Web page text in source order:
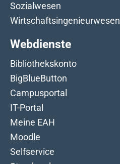
Sozialwesen
Wirtschaftsingenieurwesen
Webdienste
Bibliothekskonto
BigBlueButton
Campusportal
IT-Portal
Meine EAH
Moodle
Selfservice